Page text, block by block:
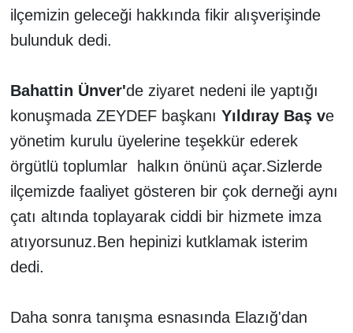
ilçemizin geleceği hakkında fikir alışverişinde
bulunduk dedi.
Bahattin Ünver'de ziyaret nedeni ile yaptığı
konuşmada ZEYDEF başkanı Yıldıray Baş ve
yönetim kurulu üyelerine teşekkür ederek
örgütlü toplumlar halkın önünü açar.Sizlerde
ilçemizde faaliyet gösteren bir çok derneği aynı
çatı altında toplayarak ciddi bir hizmete imza
atıyorsunuz.Ben hepinizi kutklamak isterim
dedi.
Daha sonra tanışma esnasında Elazığ'dan